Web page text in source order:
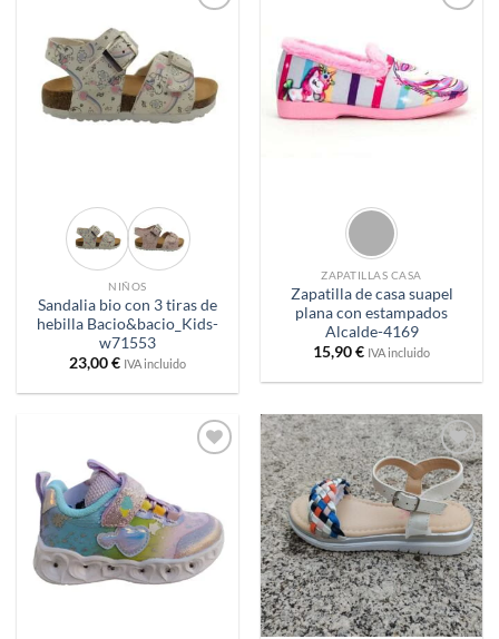
deseos
NIÑOS
Sandalia bio con 3 tiras de
hebilla Bacio&bacio_Kids-
w71553
23,00€ IVA incluido
ZAPATILLAS CASA
Zapatilla de casa suapel
plana con estampados
Alcalde-4169
15,90€ IVA incluido
Añadir
a
deseos